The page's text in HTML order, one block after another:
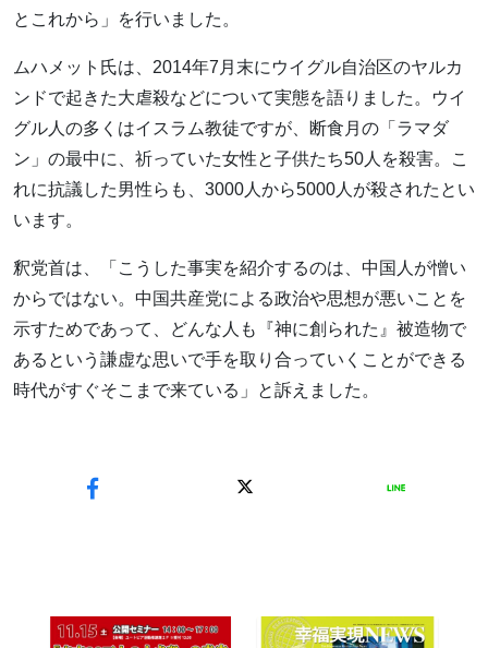
とこれから」を行いました。
ムハメット氏は、2014年7月末にウイグル自治区のヤルカ
ンドで起きた大虐殺などについて実態を語りました。ウイ
グル人の多くはイスラム教徒ですが、断食月の「ラマダ
ン」の最中に、祈っていた女性と子供たち50人を殺害。こ
れに抗議した男性らも、3000人から5000人が殺されたとい
います。
釈党首は、「こうした事実を紹介するのは、中国人が憎い
からではない。中国共産党による政治や思想が悪いことを
示すためであって、どんな人も『神に創られた』被造物で
あるという謙虚な思いで手を取り合っていくことができる
時代がすぐそこまで来ている」と訴えました。